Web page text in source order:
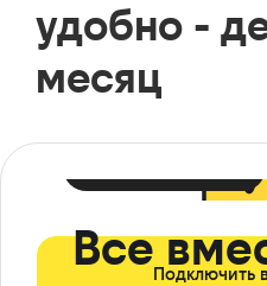
удобно -
месяц
ВсеПодключить